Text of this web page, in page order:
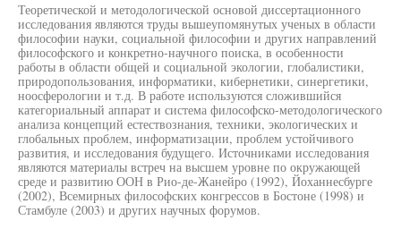
Теоретической и методологической основой диссертационного
исследования являются труды вышеупомянутых ученых в области
философии науки, социальной философии и других направлений
философского и конкретно-научного поиска, в особенности
работы в области общей и социальной экологии, глобалистики,
природопользования, информатики, кибернетики, синергетики,
ноосферологии и т.д. В работе используются сложившийся
категориальный аппарат и система философско-методологического
анализа концепций естествознания, техники, экологических и
глобальных проблем, информатизации, проблем устойчивого
развития, и исследования будущего. Источниками исследования
являются материалы встреч на высшем уровне по окружающей
среде и развитию ООН в Рио-де-Жанейро (1992), Йоханнесбурге
(2002), Всемирных философских конгрессов в Бостоне (1998) и
Стамбуле (2003) и других научных форумов.